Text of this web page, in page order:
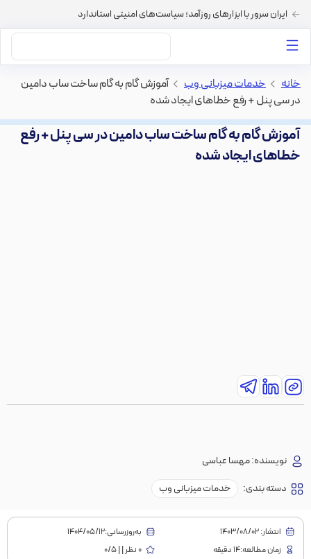
ایران سرور با ابزارهای روزآمد؛ سیاست‌های امنیتی استاندارد
خانه > خدمات میزبانی وب > آموزش گام به گام ساخت ساب دامین
در سی پنل + رفع خطاهای ایجاد شده
آموزش گام به گام ساخت ساب دامین در سی پنل + رفع
خطاهای ایجاد شده
نویسنده:مهسا عباسی
دسته بندی:
خدمات میزبانی وب
انتشار:1403/08/02
به‌روز‌رسانی:۱۴۰۴/۰۵/۱۲
زمان مطالعه:14 دقیقه
0 نظر | | 0/5